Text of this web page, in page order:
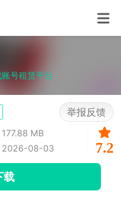
号租赁平台
举报反馈
177.88 MB
2026-08-03 7.2
载